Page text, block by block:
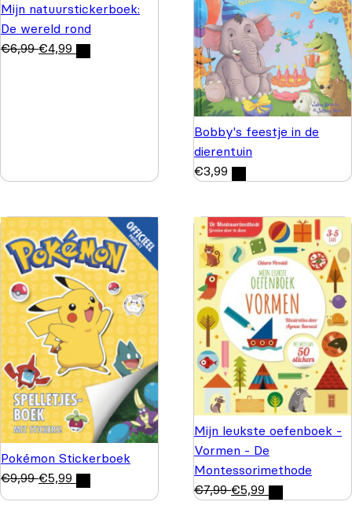
Mijn natuurstickerboek:
De wereld rond
€6,99 €4,99
Bobby's feestje in de
dierentuin
€3,99
Pokémon Stickerboek
€9,99 €5,99
Mijn leukste oefenboek -
Vormen - De
Montessorimethode
€7,99 €5,99